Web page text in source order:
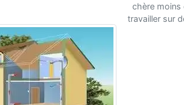
chère moins
travailler sur